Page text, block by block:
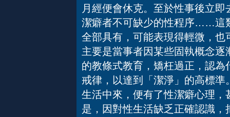
月經便會休克。至於性事後立
潔癖者不可缺少的性程序……這
全部具有，可能表現得輕微，
主要是當事者因某些固執概念
的教條式教育，矯枉過正，認
戒律，以達到「潔淨」的高標
生活中來，便有了性潔癖心理
是，因對性生活缺乏正確認識